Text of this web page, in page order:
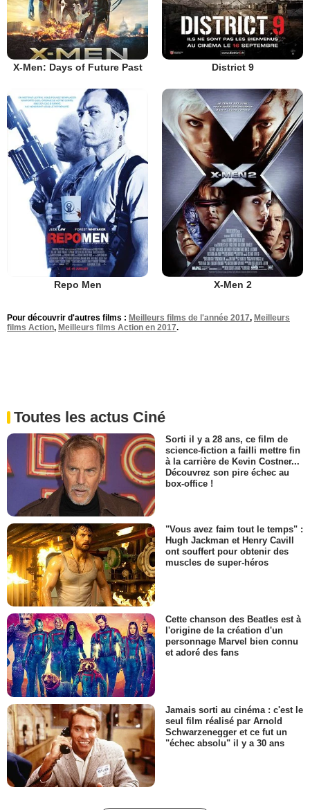
X-Men: Days of Future Past District 9
Repo Men X-Men 2
Pour découvrir d'autres films : Meilleurs films de l'année 2017, Meilleurs
films Action, Meilleurs films Action en 2017.
Toutes les actus Ciné
Sorti il y a 28 ans, ce film de
science-fiction a failli mettre fin
à la carrière de Kevin Costner...
Découvrez son pire échec au
box-office !
"Vous avez faim tout le temps" :
Hugh Jackman et Henry Cavill
ont souffert pour obtenir des
muscles de super-héros
Cette chanson des Beatles est à
l'origine de la création d'un
personnage Marvel bien connu
et adoré des fans
Jamais sorti au cinéma : c'est le
seul film réalisé par Arnold
Schwarzenegger et ce fut un
"échec absolu" il y a 30 ans